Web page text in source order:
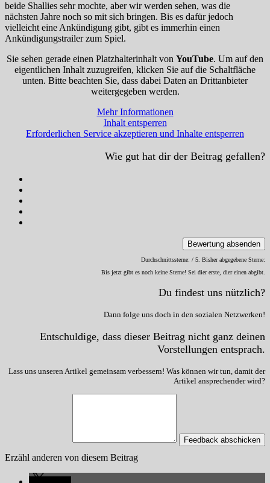
beide Shallies sehr mochte, aber wir werden sehen, was die
nächsten Jahre noch so mit sich bringen. Bis es dafür jedoch
vielleicht eine Ankündigung gibt, gibt es immerhin einen
Ankündigungstrailer zum Spiel.
Sie sehen gerade einen Platzhalterinhalt von YouTube. Um auf den
eigentlichen Inhalt zuzugreifen, klicken Sie auf die Schaltfläche
unten. Bitte beachten Sie, dass dabei Daten an Drittanbieter
weitergegeben werden.
Mehr Informationen
Inhalt entsperren
Erforderlichen Service akzeptieren und Inhalte entsperren
Wie gut hat dir der Beitrag gefallen?
Bewertung absenden
Durchschnittssterne: / 5. Bisher abgegebene Sterne:
Bis jetzt gibt es noch keine Sterne! Sei dier erste, dier einen abgibt.
Du findest uns nützlich?
Dann folge uns doch in den sozialen Netzwerken!
Entschuldige, dass dieser Beitrag nicht ganz deinen
Vorstellungen entsprach.
Lass uns unseren Artikel gemeinsam verbessern! Was können wir tun, damit der
Artikel ansprechender wird?
Feedback abschicken
Erzähl anderen von diesem Beitrag